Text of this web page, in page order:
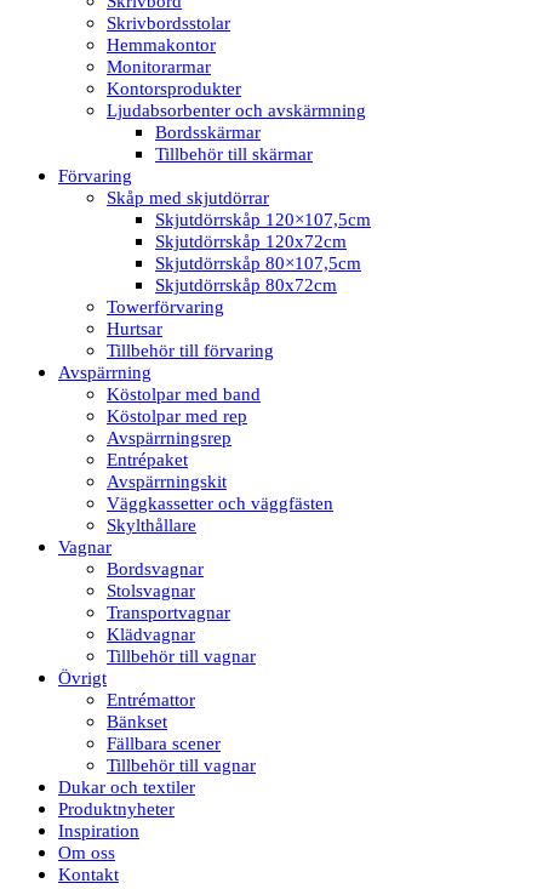
Skrivbordsstolar
Hemmakontor
Monitorarmar
Kontorsprodukter
Ljudabsorbenter och avskärmning
Bordsskärmar
Tillbehör till skärmar
Förvaring
Skåp med skjutdörrar
Skjutdörrskåp 120×107,5cm
Skjutdörrskåp 120x72cm
Skjutdörrskåp 80×107,5cm
Skjutdörrskåp 80x72cm
Towerförvaring
Hurtsar
Tillbehör till förvaring
Avspärrning
Köstolpar med band
Köstolpar med rep
Avspärrningsrep
Entrépaket
Avspärrningskit
Väggkassetter och väggfästen
Skylthållare
Vagnar
Bordsvagnar
Stolsvagnar
Transportvagnar
Klädvagnar
Tillbehör till vagnar
Övrigt
Entrémattor
Bänkset
Fällbara scener
Tillbehör till vagnar
Dukar och textiler
Produktnyheter
Inspiration
Om oss
Kontakt